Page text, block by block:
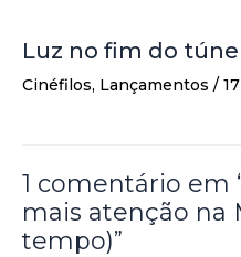
Luz no fim do
Cinéfilos, Lançamentos /
1 comentário em
mais atenção na
tempo)”